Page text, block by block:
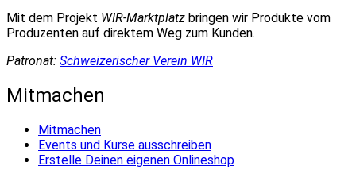
Mit dem Projekt WIR-Marktplatz bringen wir Produkte vom
Produzenten auf direktem Weg zum Kunden.
Patronat: Schweizerischer Verein WIR
Mitmachen
Mitmachen
Events und Kurse ausschreiben
Erstelle Deinen eigenen Onlineshop